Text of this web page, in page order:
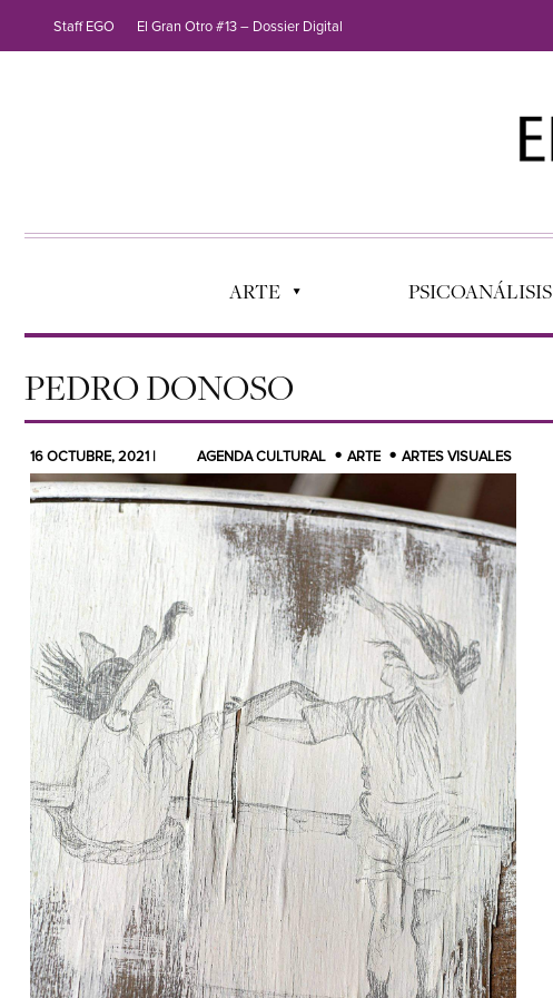
Staff EGO El Gran Otro #13 – Dossier Digital
ARTE PSICOANÁLISIS
PEDRO DONOSO
16 OCTUBRE, 2021 | AGENDA CULTURAL ARTE ARTES VISUALES